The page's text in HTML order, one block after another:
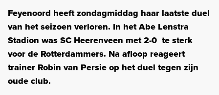
Feyenoord heeft zondagmiddag haar laatste duel
van het seizoen verloren. In het Abe Lenstra
Stadion was SC Heerenveen met 2-0 te sterk
voor de Rotterdammers. Na afloop reageert
trainer Robin van Persie op het duel tegen zijn
oude club.